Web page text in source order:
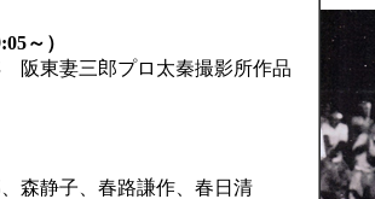
～）
阪東妻三郎プロ太秦撮影所作品
森静子、春路謙作、春日清